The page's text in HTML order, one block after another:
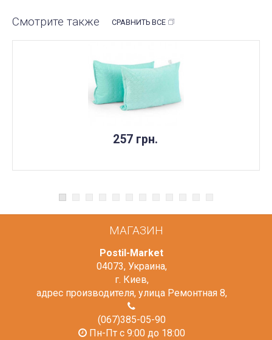
Смотрите также СРАВНИТЬ ВСЕ
257 грн.
МАГАЗИН
Postil-Market
04073, Украина,
г. Киев,
адрес производителя, улица Ремонтная 8,
(067)385-05-90
Пн-Пт с 9:00 до 18:00